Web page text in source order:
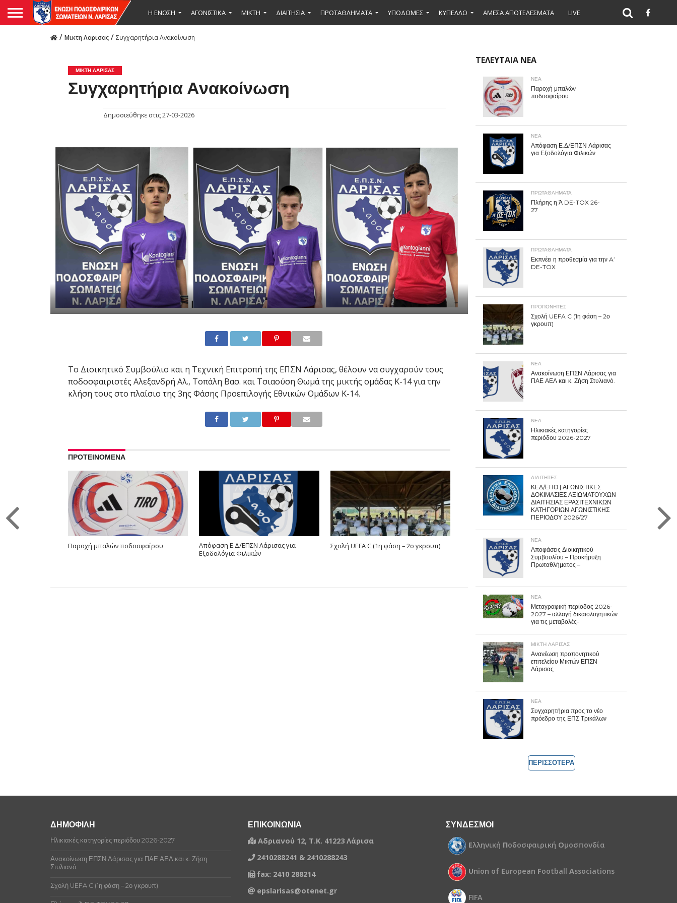
Η ΕΝΩΣΗ ΑΓΩΝΙΣΤΙΚΑ ΜΙΚΤΉ ΔΙΑΙΤΗΣΙΑ ΠΡΩΤΑΘΛΗΜΑΤΑ ΥΠΟΔΟΜΕΣ ΚΥΠΕΛΛΟ ΑΜΕΣΑ ΑΠΟΤΕΛΕΣΜΑΤΑ LIVE
/ Μικτη Λαρισας / Συγχαρητήρια Ανακοίνωση
ΜΙΚΤΗ ΛΑΡΙΣΑΣ
Συγχαρητήρια Ανακοίνωση
Δημοσιεύθηκε στις27-03-2026
Το Διοικητικό Συμβούλιο και η Τεχνική Επιτροπή της ΕΠΣΝ Λάρισας, θέλουν να συγχαρούν τους
ποδοσφαιριστές Αλεξανδρή Αλ., Τοπάλη Βασ. και Τσιαούση Θωμά της μικτής ομάδας Κ-14 για την
κλήση τους στο πλαίσιο της 3ης Φάσης Προεπιλογής Εθνικών Ομάδων Κ-14.
ΠΡΟΤΕΙΝΟΜΕΝΑ
Παροχή μπαλών ποδοσφαίρου
Απόφαση Ε.Δ/ΕΠΣΝ Λάρισας για
Εξοδολόγια Φιλικών
Σχολή UEFA C (1η φάση – 2ο γκρουπ)
ΤΕΛΕΥΤΑΙΑ ΝΕΑ
ΝΕΑ
Παροχή μπαλών
ποδοσφαίρου
ΝΕΑ
Απόφαση Ε.Δ/ΕΠΣΝ Λάρισας
για Εξοδολόγια Φιλικών
ΠΡΩΤΑΘΛΉΜΑΤΑ
Πλήρης η Ά DE-TOX 26-
27
ΠΡΩΤΑΘΛΉΜΑΤΑ
Εκπνέει η προθεσμία για την A’
DE-TOX
ΠΡΟΠΟΝΗΤΈΣ
Σχολή UEFA C (1η φάση – 2ο
γκρουπ)
ΝΕΑ
Ανακοίνωση ΕΠΣΝ Λάρισας για
ΠΑΕ ΑΕΛ και κ. Ζήση Στυλιανό.
ΝΕΑ
Ηλικιακές κατηγορίες
περιόδου 2026-2027
ΔΙΑΙΤΗΤΕΣ
ΚΕΔ/ΕΠΟ | ΑΓΩΝΙΣΤΙΚΕΣ
ΔΟΚΙΜΑΣΙΕΣ ΑΞΙΩΜΑΤΟΥΧΩΝ
ΔΙΑΙΤΗΣΙΑΣ ΕΡΑΣΙΤΕΧΝΙΚΩΝ
ΚΑΤΗΓΟΡΙΩΝ ΑΓΩΝΙΣΤΙΚΗΣ
ΠΕΡΙΟΔΟΥ 2026/27
ΝΕΑ
Αποφάσεις Διοικητικού
Συμβουλίου – Προκήρυξη
Πρωταθλήματος –
ΝΕΑ
Μεταγραφική περίοδος 2026-
2027 – αλλαγή δικαιολογητικών
για τις μεταβολές-
ΜΙΚΤΗ ΛΑΡΙΣΑΣ
Ανανέωση προπονητικού
επιτελείου Μικτών ΕΠΣΝ
Λάρισας
ΝΕΑ
Συγχαρητήρια προς το νέο
πρόεδρο της ΕΠΣ Τρικάλων
ΠΕΡΙΣΣΟΤΕΡΑ
ΔΗΜΟΦΙΛΗ
Ηλικιακές κατηγορίες περιόδου 2026-2027
Ανακοίνωση ΕΠΣΝ Λάρισας για ΠΑΕ ΑΕΛ και κ. Ζήση
Στυλιανό.
Σχολή UEFA C (1η φάση – 2ο γκρουπ)
ΕΠΙΚΟΙΝΩΝΙΑ
Αδριανού 12, Τ.Κ. 41223 Λάρισα
2410288241 & 2410288243
fax: 2410 288214
epslarisas@otenet.gr
ΣΥΝΔΕΣΜΟΙ
Ελληνική Ποδοσφαιρική Ομοσπονδία
Union of European Football Associations
FIFA